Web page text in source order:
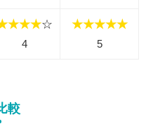
☆
4
★★★★★
5
較